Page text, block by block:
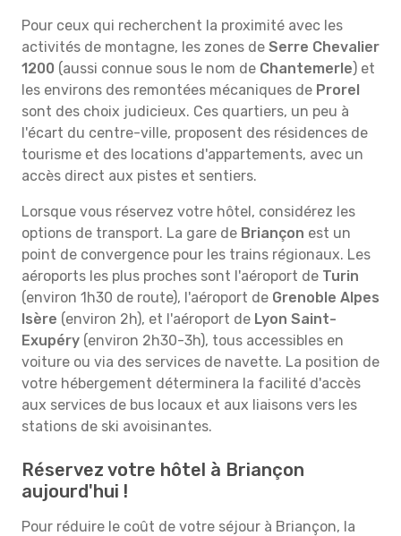
Pour ceux qui recherchent la proximité avec les
activités de montagne, les zones de Serre Chevalier
1200 (aussi connue sous le nom de Chantemerle) et
les environs des remontées mécaniques de Prorel
sont des choix judicieux. Ces quartiers, un peu à
l'écart du centre-ville, proposent des résidences de
tourisme et des locations d'appartements, avec un
accès direct aux pistes et sentiers.
Lorsque vous réservez votre hôtel, considérez les
options de transport. La gare de Briançon est un
point de convergence pour les trains régionaux. Les
aéroports les plus proches sont l'aéroport de Turin
(environ 1h30 de route), l'aéroport de Grenoble Alpes
Isère (environ 2h), et l'aéroport de Lyon Saint-
Exupéry (environ 2h30-3h), tous accessibles en
voiture ou via des services de navette. La position de
votre hébergement déterminera la facilité d'accès
aux services de bus locaux et aux liaisons vers les
stations de ski avoisinantes.
Réservez votre hôtel à Briançon
aujourd'hui !
Pour réduire le coût de votre séjour à Briançon, la